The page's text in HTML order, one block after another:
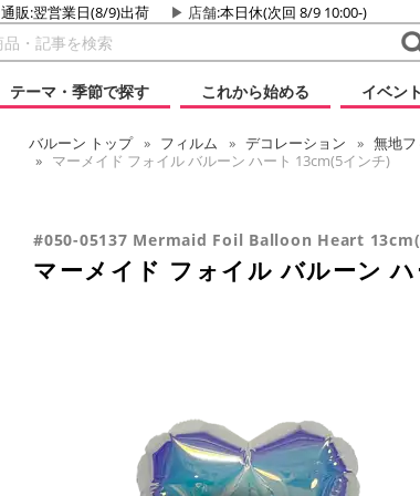
通販:翌営業日(8/9)出荷 店舗:本日休(次回 8/9 10:00-)
テーマ・季節で探す
これから始める イベン
バルーン トップ フィルム デコレーション
無地
マーメイド フォイル バルーン ハート 13cm(5インチ)
#050-05137 Mermaid Foil Balloon Heart
マーメイド フォイル バルーン